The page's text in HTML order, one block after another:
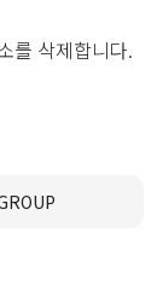
를 삭제합니다.